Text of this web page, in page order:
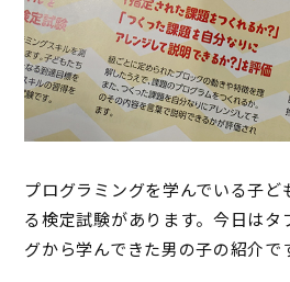
プログラミングを学んでいる子
る検定試験があります。今日はタ
グから学んできた男の子の紹介で